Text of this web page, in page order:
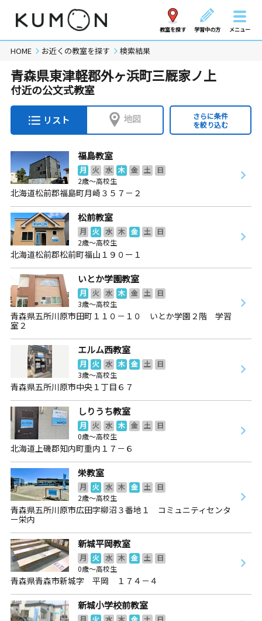
教室を探す 学習中の方 メニュー
HOME お近くの教室を探す 検索結果
青森県東津軽郡外ヶ浜町三厩家ノ上
付近の公文式教室
リスト 地図
さらに条件
を絞り込む
福島教室
月 火 水 木 金 土
日
2歳～高校生
北海道松前郡福島町月崎３５７－２
松前教室
月 火 水 木 金 土
日
2歳～高校生
北海道松前郡松前町福山１９０ー１
いとか学園教室
月 火 水 木 金 土
日
3歳～高校生
青森県五所川原市田町１１０－１０ いとか学園２階 学習
室２
エルム西教室
月 火 水 木 金 土
日
3歳～高校生
青森県五所川原市中央１丁目６７
しりうち教室
月 火 水 木 金 土
日
0歳～高校生
北海道上磯郡知内町重内１７－６
栄教室
月 火 水 木 金 土
日
2歳～高校生
青森県五所川原市広田字柳沼３番地１ コミュニティセンタ
ー栄内
新城平岡教室
月 火 水 木 金 土
日
0歳～高校生
青森県青森市新城字 平岡 １７４－４
新城小学校前教室
月 火 水 木 金 土
日